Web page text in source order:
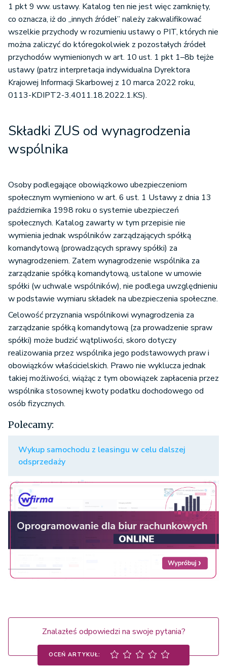
1 pkt 9 ww. ustawy. Katalog ten nie jest więc zamknięty,
co oznacza, iż do „innych źródeł” należy zakwalifikować
wszelkie przychody w rozumieniu ustawy o PIT, których nie
można zaliczyć do któregokolwiek z pozostałych źródeł
przychodów wymienionych w art. 10 ust. 1 pkt 1–8b tejże
ustawy (patrz interpretacja indywidualna Dyrektora
Krajowej Informacji Skarbowej z 10 marca 2022 roku,
0113-KDIPT2-3.4011.18.2022.1.KS).
Składki ZUS od wynagrodzenia
wspólnika
Osoby podlegające obowiązkowo ubezpieczeniom
społecznym wymieniono w art. 6 ust. 1 Ustawy z dnia 13
października 1998 roku o systemie ubezpieczeń
społecznych. Katalog zawarty w tym przepisie nie
wymienia jednak wspólników zarządzających spółką
komandytową (prowadzących sprawy spółki) za
wynagrodzeniem. Zatem wynagrodzenie wspólnika za
zarządzanie spółką komandytową, ustalone w umowie
spółki (w uchwale wspólników), nie podlega uwzględnieniu
w podstawie wymiaru składek na ubezpieczenia społeczne.
Celowość przyznania wspólnikowi wynagrodzenia za
zarządzanie spółką komandytową (za prowadzenie spraw
spółki) może budzić wątpliwości, skoro dotyczy
realizowania przez wspólnika jego podstawowych praw i
obowiązków właścicielskich. Prawo nie wyklucza jednak
takiej możliwości, wiążąc z tym obowiązek zapłacenia przez
wspólnika stosownej kwoty podatku dochodowego od
osób fizycznych.
Polecamy:
Wykup samochodu z leasingu w celu dalszej
odsprzedaży
Znalazłeś odpowiedzi na swoje pytania?
OCEŃ ARTYKUŁ: